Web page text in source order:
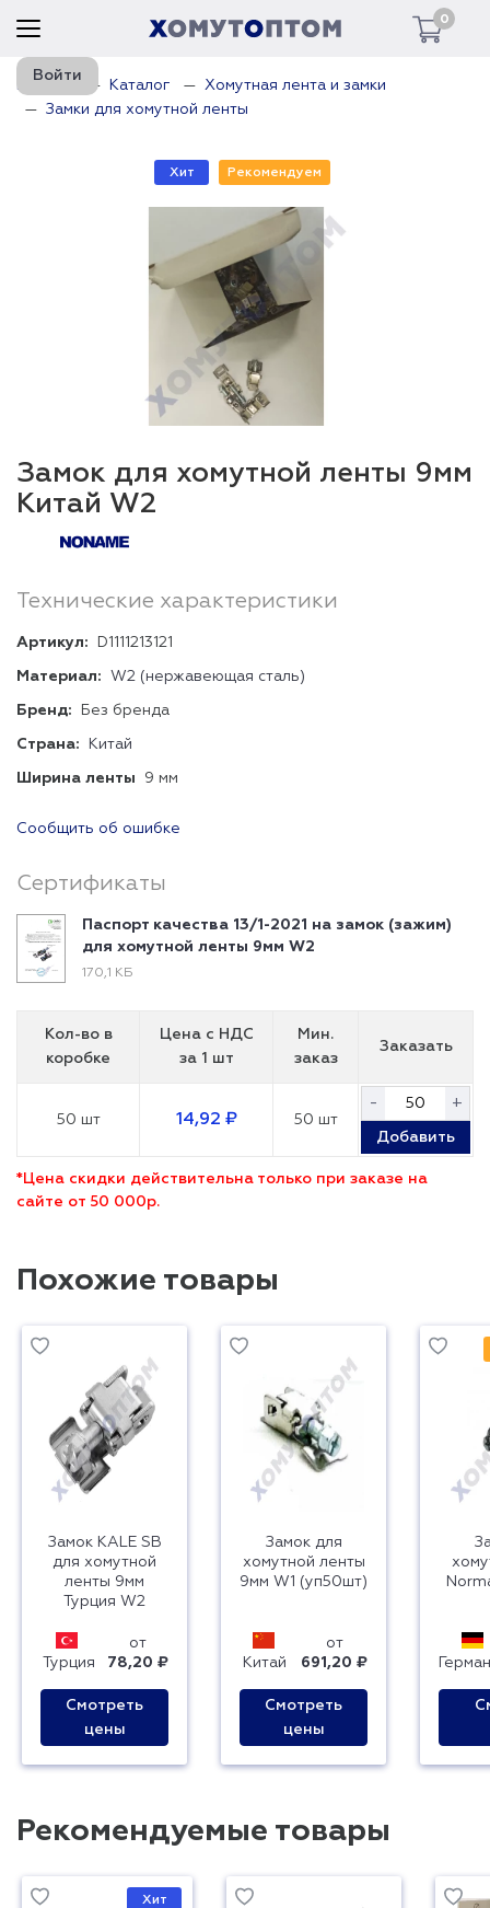
0
Войти
Главная Каталог
Хомутная лента и замки
Замки для хомутной ленты
Хит Рекомендуем
Замок для хомутной ленты 9мм
Китай W2
Технические характеристики
Артикул: D1111213121
Материал: W2 (нержавеющая сталь)
Бренд: Без бренда
Страна: Китай
Ширина ленты 9 мм
Сообщить об ошибке
Сертификаты
Паспорт качества 13/1-2021 на замок (зажим)
для хомутной ленты 9мм W2
170,1 КБ
Кол-во в
коробке
Цена с НДС
за 1 шт
Мин.
заказ
Заказать
50 шт 14,92 ₽ 50 шт
- +
Добавить
*Цена скидки действительна только при заказе на
сайте от 50 000р.
Похожие товары
Замок KALE SB
для хомутной
ленты 9мм
Турция W2
Турция
от
78,20 ₽
Смотреть
цены
Замок для
хомутной ленты
9мм W1 (уп50шт)
Китай
от
691,20 ₽
Смотреть
цены
Рекомендуемые товары
Хит